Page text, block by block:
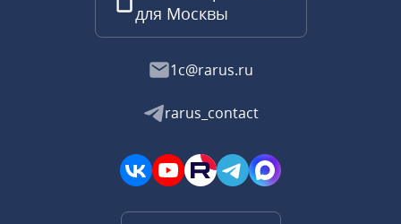
для Москвы
1c@rarus.ru
rarus_contact